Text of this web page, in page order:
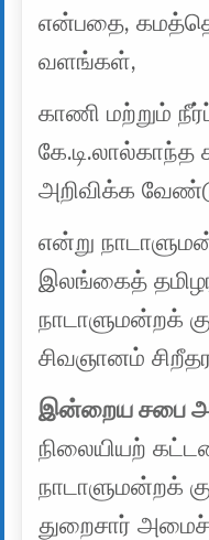
என்பதை,
வளங்கள்,
காணி மற்றும்
கே.டி.லால்காந்த
அறிவிக்க
என்று
இலங்கைத்
நாடாளுமன்றக்
சிவஞானம்
இன்றைய சபை
நிலையியற்
நாடாளுமன்றக்
துறைசார்